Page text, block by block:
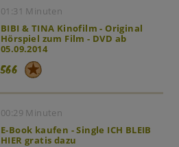
01:31 Minuten
BIBI & TINA Kinofilm - Original
Hörspiel zum Film - DVD ab
05.09.2014
566
00:29 Minuten
E-Book kaufen - Single ICH BLEIB
HIER gratis dazu